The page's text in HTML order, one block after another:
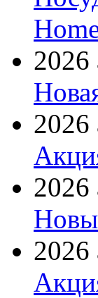
2026
2026
2026
2026